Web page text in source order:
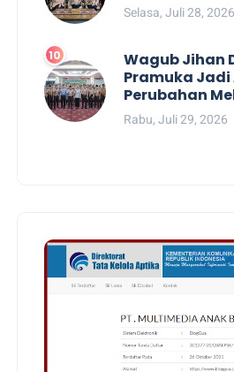
Selasa, Juli 28, 2026
Wagub Jihan
Pramuka Jadi
Perubahan
Rabu, Juli 29, 2026